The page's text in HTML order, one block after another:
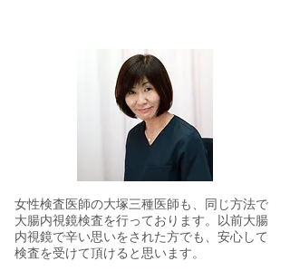
女性検査医師の大塚三種医師も、同じ方法で
大腸内視鏡検査を行っております。以前大腸
内視鏡で辛い思いをされた方でも、安心して
検査を受けて頂けると思います。